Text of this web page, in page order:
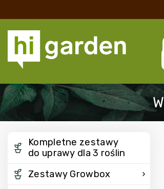
Kompletne zestawy
do uprawy dla 3 roślin
Zestawy Growbox